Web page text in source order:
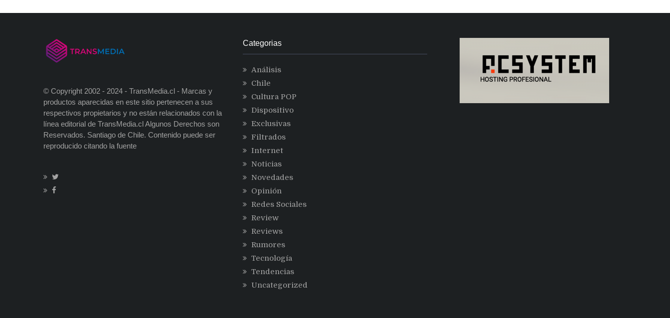
© Copyright 2002 - 2024 - TransMedia.cl - Marcas y
productos aparecidas en este sitio pertenecen a sus
respectivos propietarios y no están relacionados con la
línea editorial de TransMedia.cl Algunos Derechos son
Reservados. Santiago de Chile. Contenido puede ser
reproducido citando la fuente
Categorias
Análisis
Chile
Cultura POP
Dispositivo
Exclusivas
Filtrados
Internet
Noticias
Novedades
Opinión
Redes Sociales
Review
Reviews
Rumores
Tecnología
Tendencias
Uncategorized